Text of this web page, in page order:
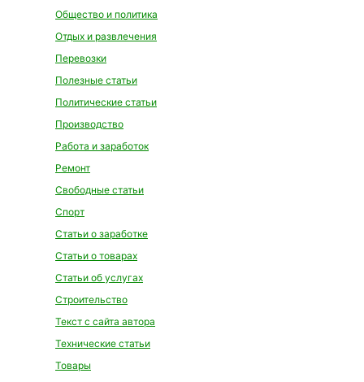
Общество и политика
Отдых и развлечения
Перевозки
Полезные статьи
Политические статьи
Производство
Работа и заработок
Ремонт
Свободные статьи
Спорт
Статьи о заработке
Статьи о товарах
Статьи об услугах
Строительство
Текст с сайта автора
Технические статьи
Товары